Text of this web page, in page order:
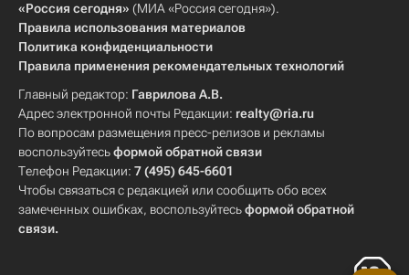
«Россия сегодня» (МИА «Россия сегодня»).
Правила использования материалов
Политика конфиденциальности
Правила применения рекомендательных технологий
Главный редактор: Гаврилова А.В.
Адрес электронной почты Редакции: realty@ria.ru
По вопросам размещения пресс-релизов и рекламы
воспользуйтесьформой обратной связи
Телефон Редакции: 7 (495) 645-6601
Чтобы связаться с редакцией или сообщить обо всех
замеченных ошибках, воспользуйтесьформой обратной
связи.